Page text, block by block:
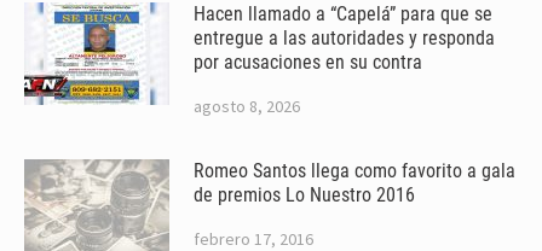
Hacen llamado a “Capelá” para que se
entregue a las autoridades y responda
por acusaciones en su contra
agosto 8, 2026
Romeo Santos llega como favorito a gala
de premios Lo Nuestro 2016
febrero 17, 2016